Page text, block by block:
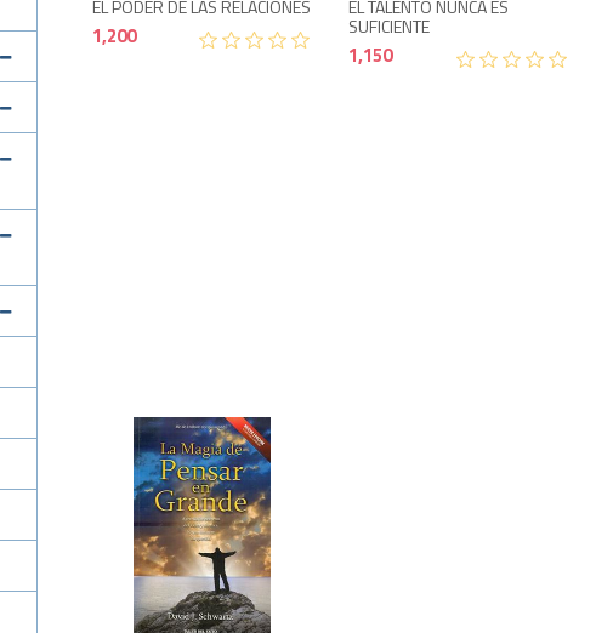
EL PODER DE LAS RELACIONES
1,200
EL TALENTO NUNCA ES
SUFICIENTE
1,150